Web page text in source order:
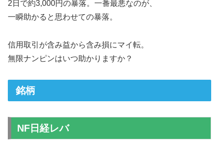
2日で約3,000円の暴落。一番最悪なのが、
一瞬助かると思わせての暴落。
信用取引が含み益から含み損にマイ転。
無限ナンピンはいつ助かりますか？
銘柄
NF日経レバ